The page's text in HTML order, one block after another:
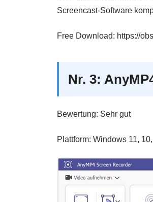
Screencast-Software
Free Download: https://
Nr. 3:
Bewertung: Sehr gut
Plattform: Windows 11,